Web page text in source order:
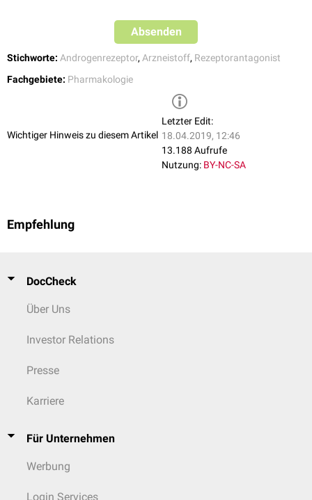
Nilutamid
Absenden
Stichworte: Androgenrezeptor, Arzneistoff, Rezeptorantagonist
Fachgebiete: Pharmakologie
Wichtiger Hinweis zu diesem Artikel
Letzter Edit:
18.04.2019, 12:46
13.188 Aufrufe
Nutzung: BY-NC-SA
Empfehlung
DocCheck
Über Uns
Investor Relations
Presse
Karriere
Für Unternehmen
Werbung
Login Services